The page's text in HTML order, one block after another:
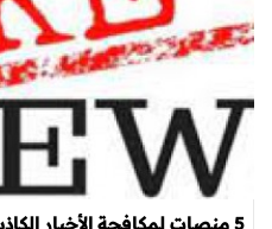
5 منصات لمكافحة الأخبار